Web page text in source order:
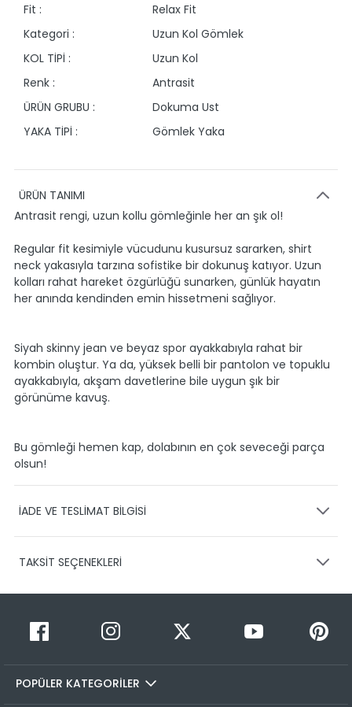
Fit :
Relax Fit
Kategori :
Uzun Kol Gömlek
KOL TİPİ :
Uzun Kol
Renk :
Antrasit
ÜRÜN GRUBU :
Dokuma Ust
YAKA TİPİ :
Gömlek Yaka
ÜRÜN TANIMI
Antrasit rengi, uzun kollu gömleğinle her an şık ol!
Regular fit kesimiyle vücudunu kusursuz sararken, shirt
neck yakasıyla tarzına sofistike bir dokunuş katıyor. Uzun
kolları rahat hareket özgürlüğü sunarken, günlük hayatın
her anında kendinden emin hissetmeni sağlıyor.
Siyah skinny jean ve beyaz spor ayakkabıyla rahat bir
kombin oluştur. Ya da, yüksek belli bir pantolon ve topuklu
ayakkabıyla, akşam davetlerine bile uygun şık bir
görünüme kavuş.
Bu gömleği hemen kap, dolabının en çok seveceği parça
olsun!
İADE VE TESLİMAT BİLGİSİ
Ürünlerinizin gönderimini anlaşmalı olduğumuz PTT,
1-3 iş günü içerisinde kargoya teslim edilir.
Siparişimin kargo takibini nasıl yapabilirim?
Hesabım/Siparişlerim paneli üzerinden ilgili siparişinize ait
TAKSİT SEÇENEKLERİ
Taksit Sayısı Taksit Miktarı
Taksitli Tutar
Toplam
599,99 TL
2
300,00 TL
POPÜLER KATEGORİLER